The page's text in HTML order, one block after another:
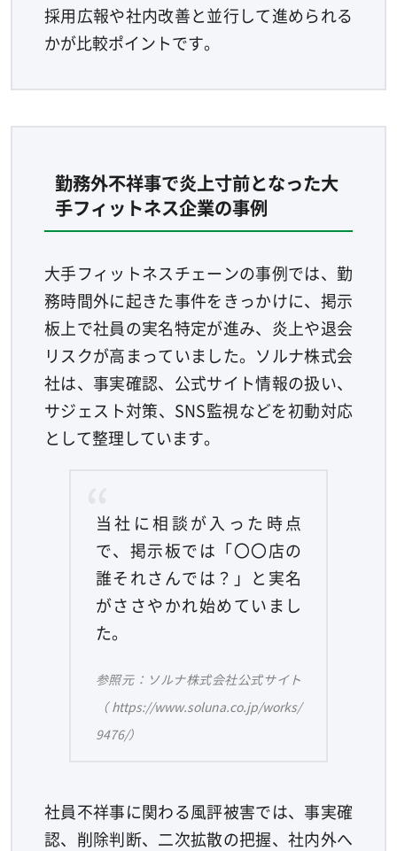
採用広報や社内改善と並行して進められる
かが比較ポイントです。
勤務外不祥事で炎上寸前となった大
手フィットネス企業の事例
大手フィットネスチェーンの事例では、勤
務時間外に起きた事件をきっかけに、掲示
板上で社員の実名特定が進み、炎上や退会
リスクが高まっていました。ソルナ株式会
社は、事実確認、公式サイト情報の扱い、
サジェスト対策、SNS監視などを初動対応
として整理しています。
当社に相談が入った時点
で、掲示板では「〇〇店の
誰それさんでは？」と実名
がささやかれ始めていまし
た。
参照元：ソルナ株式会社公式サイト
（https://www.soluna.co.jp/works/
9476/）
社員不祥事に関わる風評被害では、事実確
認、削除判断、二次拡散の把握、社内外へ